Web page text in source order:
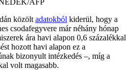
közölt adatokból kiderül, hogy a
csodafegyvere már néhány hónap
ára havi alapon 0,6 százalékkal
hozott havi alapon ez a
bizonyult intézkedés –, míg a
volt magasabb.